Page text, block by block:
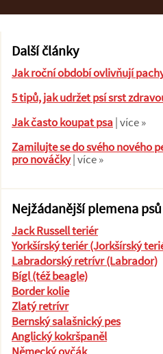
Další články
Jak roční období ovlivňují
5 tipů, jak udržet psí srst
Jak často koupat psa| více »
Zamilujte se do svého nového
pro nováčky| více »
Nejžádanější plemena psů
Jack Russell teriér
Yorkšírský teriér (Jorkšírský
Labradorský retrívr (Labrador)
Bígl (též beagle)
Border kolie
Zlatý retrívr
Bernský salašnický pes
Anglický kokršpaněl